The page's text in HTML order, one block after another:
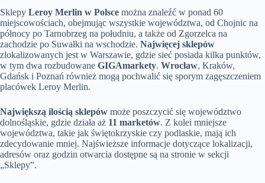
Sklepy Leroy Merlin w Polsce można znaleźć w ponad 60
miejscowościach, obejmując wszystkie województwa, od Chojnic na
północy po Tarnobrzeg na południu, a także od Zgorzelca na
zachodzie po Suwałki na wschodzie. Najwięcej sklepów
zlokalizowanych jest w Warszawie, gdzie sieć posiada kilka punktów,
w tym dwa rozbudowane GIGAmarkety. Wrocław, Kraków,
Gdańsk i Poznań również mogą pochwalić się sporym zagęszczeniem
placówek Leroy Merlin.
Największą ilością sklepów może poszczycić się województwo
dolnośląskie, gdzie działa aż 11 marketów. Z kolei mniejsze
województwa, takie jak świętokrzyskie czy podlaskie, mają ich
zdecydowanie mniej. Najświeższe informacje dotyczące lokalizacji,
adresów oraz godzin otwarcia dostępne są na stronie w sekcji
„Sklepy”.